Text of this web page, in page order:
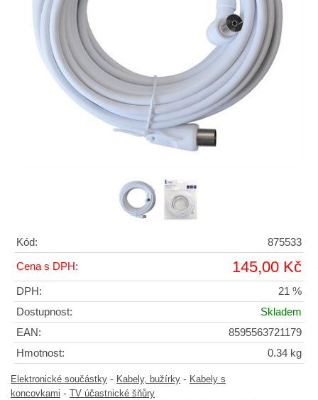
Kód: 875533
Cena s DPH: 145,00 Kč
DPH:
21 %
Dostupnost:
Skladem
EAN:
8595563721179
Hmotnost:
0.34 kg
Elektronické součástky - Kabely, bužírky - Kabely s
koncovkami -
TV účastnické šňůry